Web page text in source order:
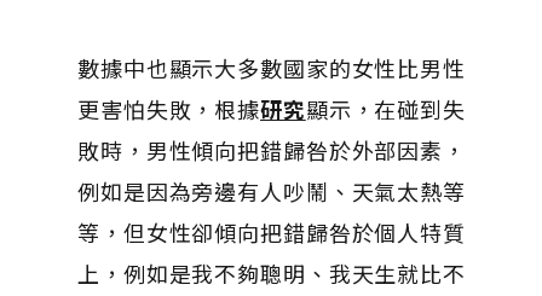
數據中也顯示大多數國家的女性比男性
更害怕失敗，根據研究顯示，在碰到失
敗時，男性傾向把錯歸咎於外部因素，
例如是因為旁邊有人吵鬧、天氣太熱等
等，但女性卻傾向把錯歸咎於個人特質
上，例如是我不夠聰明、我天生就比不